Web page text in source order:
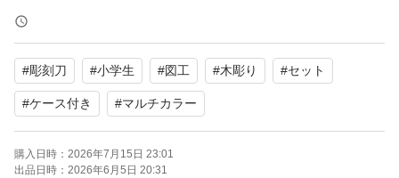
【セット内容】彫刻刀5本、収納ケース
【カラー】マルチカラー
【商品の状態】目立った傷や汚れはありませんが、中古品
であることをご理解ください。
よろしくお願いいたします。
#彫刻刀 #小学生 #図工 #木彫り #セット
#ケース付き #マルチカラー
購入日時： 2026年7月15日 23:01
出品日時： 2026年6月5日 20:31